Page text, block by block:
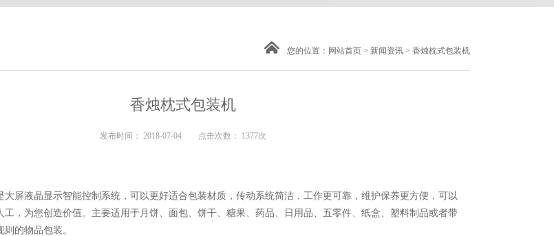
您的位置： 网站首页 > 新闻资讯 > 香烛枕式包装机
香烛枕式包装机
发布时间： 2018-07-04 点击次数： 1377次
大屏液晶显示智能控制系统，可以更好适合包装材质，传动系统简洁，工作更可靠，维护保养更方便，可以
工，为您创造价值。主要适用于月饼、面包、饼干、糖果、药品、日用品、五零件、纸盒、塑料制品或者带
的物品包装。